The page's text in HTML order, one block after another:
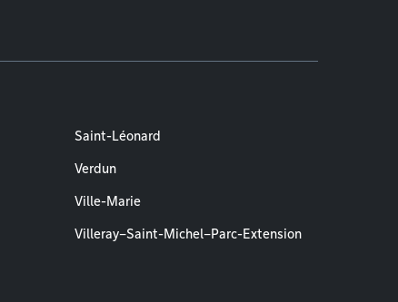
Saint-Léonard
Verdun
Ville-Marie
Villeray–Saint-Michel–Parc-Extension